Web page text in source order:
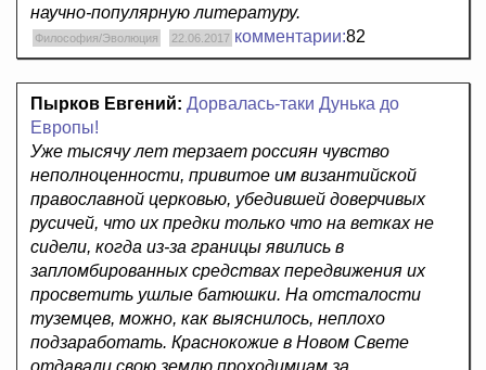
научно-популярную литературу.
Философия/Эволюция 22.06.2017 комментарии:82
Пырков Евгений: Дорвалась-таки Дунька до
Европы!
Уже тысячу лет терзает россиян чувство
неполноценности, привитое им византийской
православной церковью, убедившей доверчивых
русичей, что их предки только что на ветках не
сидели, когда из-за границы явились в
запломбированных средствах передвижения их
просветить ушлые батюшки. На отсталости
туземцев, можно, как выяснилось, неплохо
подзаработать. Краснокожие в Новом Свете